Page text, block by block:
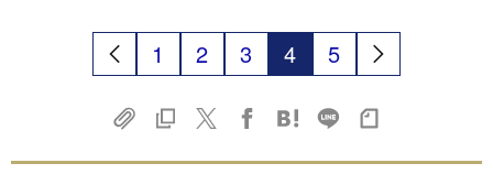
1 2 3 4 5